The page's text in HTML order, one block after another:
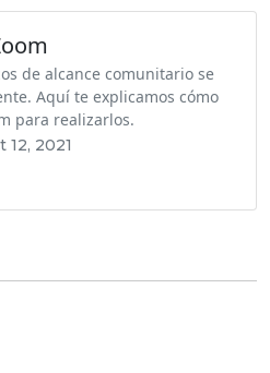
de alcance comunitario se
Aquí te explicamos cómo
para realizarlos.
2021